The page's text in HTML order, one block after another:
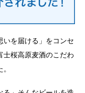
いを届ける」をコンセ
士桜高原麦酒のこだわ